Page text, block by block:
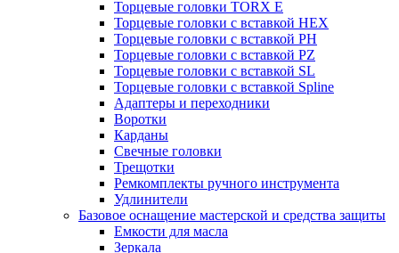
Торцевые головки TORX Е
Торцевые головки с вставкой HEX
Торцевые головки с вставкой PH
Торцевые головки с вставкой PZ
Торцевые головки с вставкой SL
Торцевые головки с вставкой Spline
Адаптеры и переходники
Воротки
Карданы
Свечные головки
Трещотки
Ремкомплекты ручного инструмента
Удлинители
Базовое оснащение мастерской и средства защиты
Емкости для масла
Зеркала